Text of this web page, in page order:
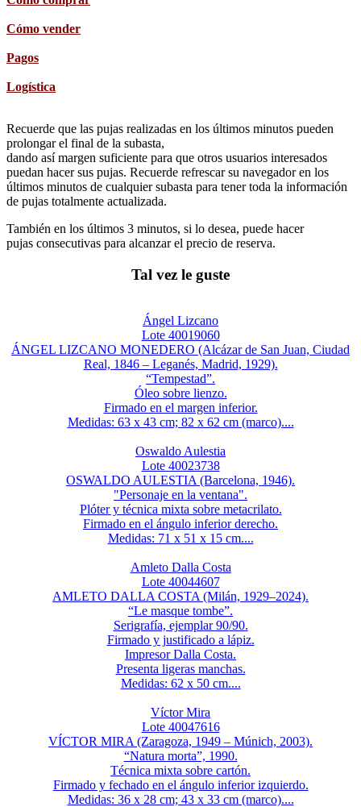
Cómo vender
Pagos
Logística
Recuerde que las pujas realizadas en los últimos minutos pueden
prolongar el final de la subasta,
dando así margen suficiente para que otros usuarios interesados
puedan hacer sus pujas. Recuerde refrescar su navegador en los
últimos minutos de cualquier subasta para tener toda la información
de pujas totalmente actualizada.
También en los últimos 3 minutos, si lo desea, puede hacer
pujas consecutivas para alcanzar el precio de reserva.
Tal vez le guste
Ángel Lizcano
Lote 40019060
ÁNGEL LIZCANO MONEDERO (Alcázar de San Juan, Ciudad
Real, 1846 – Leganés, Madrid, 1929).
“Tempestad”.
Óleo sobre lienzo.
Firmado en el margen inferior.
Medidas: 63 x 43 cm; 82 x 62 cm (marco)....
Oswaldo Aulestia
Lote 40023738
OSWALDO AULESTIA (Barcelona, 1946).
"Personaje en la ventana".
Plóter y técnica mixta sobre metacrilato.
Firmado en el ángulo inferior derecho.
Medidas: 71 x 51 x 15 cm....
Amleto Dalla Costa
Lote 40044607
AMLETO DALLA COSTA (Milán, 1929–2024).
“Le masque tombe”.
Serigrafía, ejemplar 90/90.
Firmado y justificado a lápiz.
Impresor Dalla Costa.
Presenta ligeras manchas.
Medidas: 62 x 50 cm....
Víctor Mira
Lote 40047616
VÍCTOR MIRA (Zaragoza, 1949 – Múnich, 2003).
“Natura morta”, 1990.
Técnica mixta sobre cartón.
Firmado y fechado en el ángulo inferior izquierdo.
Medidas: 36 x 28 cm; 43 x 33 cm (marco)....